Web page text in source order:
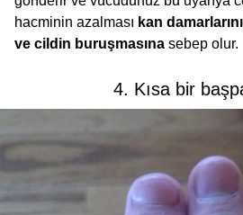
hacminin azalması kan
ve cildin buruşmasına sebep olur.
4. Kısa bir